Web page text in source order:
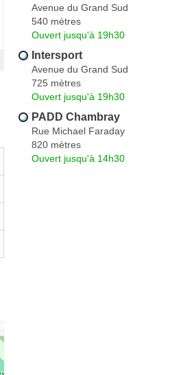
Avenue du Grand Sud
540 mètres
Ouvert jusqu'à 19h30
Intersport
Avenue du Grand Sud
725 mètres
Ouvert jusqu'à 19h30
PADD Chambray
Rue Michael Faraday
820 mètres
Ouvert jusqu'à 14h30